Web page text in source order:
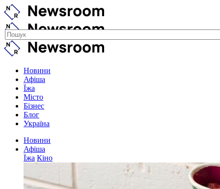
Новини
Афіша
Їжа
Місто
Бізнес
Блог
Україна
Новини
Афіша
Їжа Кіно